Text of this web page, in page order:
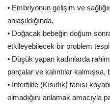
• Embriyonun gelişim ve
anlaşıldığında,
• Doğacak bebeğin doğum
etkileyebilecek bir problem
• Düşük yapan kadınlarda
parçalar ve kalıntılar
• İnfertilite (Kısırlık) tanısı
olmadığını anlamak amacıyla